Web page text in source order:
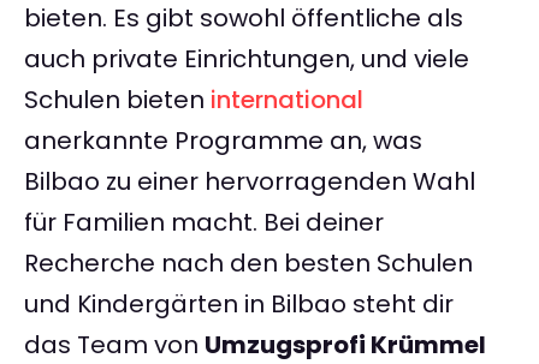
bieten. Es gibt sowohl öffentliche als
auch private Einrichtungen, und viele
Schulen bieten international
anerkannte Programme an, was
Bilbao zu einer hervorragenden Wahl
für Familien macht. Bei deiner
Recherche nach den besten Schulen
und Kindergärten in Bilbao steht dir
das Team von Umzugsprofi Krümmel